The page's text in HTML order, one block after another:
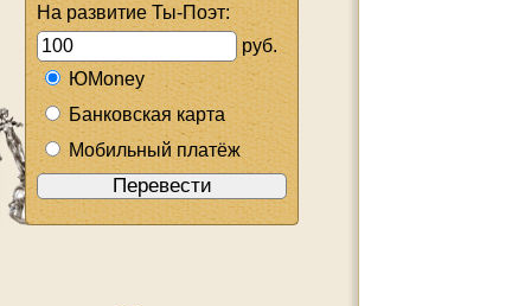
На развитие Ты-Поэт:
руб.
ЮMoney
Банковская карта
Мобильный платёж